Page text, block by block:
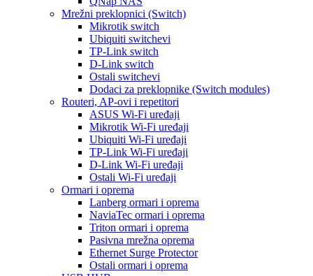
Mrežni preklopnici (Switch)
Mikrotik switch
Ubiquiti switchevi
TP-Link switch
D-Link switch
Ostali switchevi
Dodaci za preklopnike (Switch modules)
Routeri, AP-ovi i repetitori
ASUS Wi-Fi uređaji
Mikrotik Wi-Fi uređaji
Ubiquiti Wi-Fi uređaji
TP-Link Wi-Fi uređaji
D-Link Wi-Fi uređaji
Ostali Wi-Fi uređaji
Ormari i oprema
Lanberg ormari i oprema
NaviaTec ormari i oprema
Triton ormari i oprema
Pasivna mrežna oprema
Ethernet Surge Protector
Ostali ormari i oprema